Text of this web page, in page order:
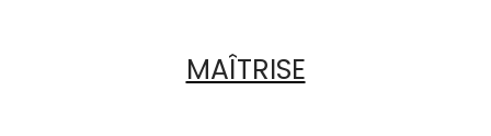
MAÎTRISE